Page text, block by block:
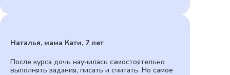
Наталья, мама Кати, 7 лет
После курса дочь научилась самостоятельно
выполнять задания, писать и считать. Но самое